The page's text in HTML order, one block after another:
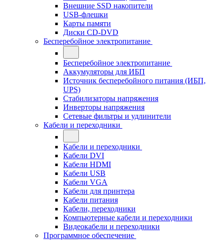
Внешние SSD накопители
USB-флешки
Карты памяти
Диски CD-DVD
Бесперебойное электропитание
Бесперебойное электропитание
Аккумуляторы для ИБП
Источник бесперебойного питания (ИБП,
UPS)
Стабилизаторы напряжения
Инверторы напряжения
Сетевые фильтры и удлинители
Кабели и переходники
Кабели и переходники
Кабели DVI
Кабели HDMI
Кабели USB
Кабели VGA
Кабели для принтера
Кабели питания
Кабели, переходники
Компьютерные кабели и переходники
Видеокабели и переходники
Программное обеспечение